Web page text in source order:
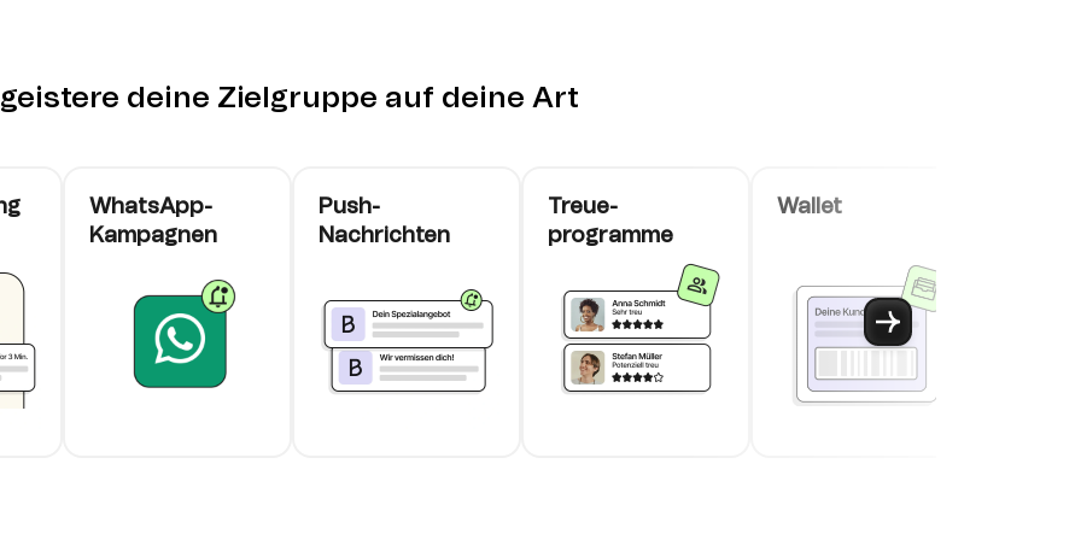
deine Zielgruppe auf deine Art
WhatsApp-
Kampagnen
Push-
Nachrichten
Treue-
programme
Wallet